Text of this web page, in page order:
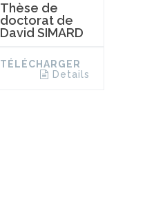
Thèse de
doctorat de
David SIMARD
TÉLÉCHARGER
Details